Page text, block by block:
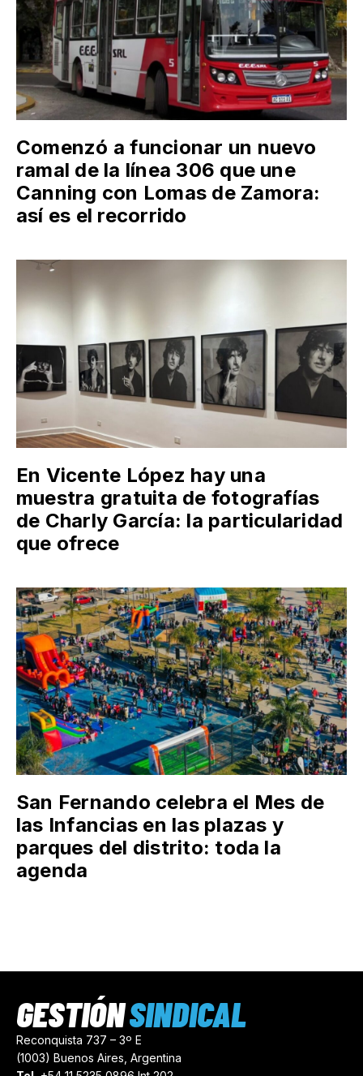
Comenzó a funcionar un nuevo
ramal de la línea 306 que une
Canning con Lomas de Zamora:
así es el recorrido
En Vicente López hay una
muestra gratuita de fotografías
de Charly García: la particularidad
que ofrece
San Fernando celebra el Mes de
las Infancias en las plazas y
parques del distrito: toda la
agenda
Reconquista 737 – 3º E
(1003) Buenos Aires, Argentina
GESTIÓNSINDICAL